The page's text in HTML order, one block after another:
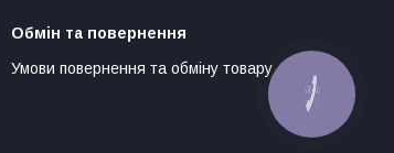
Обмін та повернення
Умови повернення та обміну товару
КНОПКА
ЗВ'ЯЗКУ